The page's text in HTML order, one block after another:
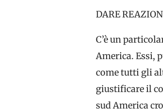
DARE
C’è un
America. Essi,
come tutti gli
giustificare il
sud America